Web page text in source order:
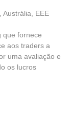
Austrália, EEE
que fornece
aos traders a
uma avaliação e
os lucros